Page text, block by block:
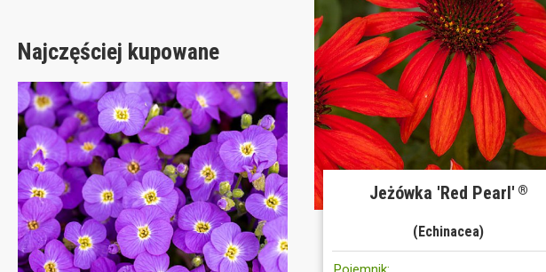
Najczęściej kupowane
Jeżówka 'Red Pearl' ®
(Echinacea)